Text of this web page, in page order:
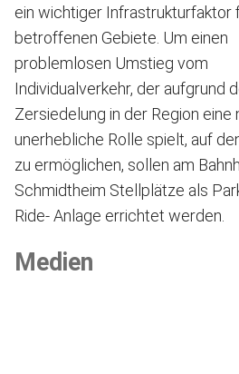
ein wichtiger Infrastrukturfaktor
betroffenen Gebiete. Um einen
problemlosen Umstieg vom
Individualverkehr, der aufgrund
Zersiedelung in der Region eine
unerhebliche Rolle spielt, auf
zu ermöglichen, sollen am
Schmidtheim Stellplätze als
Ride- Anlage errichtet werden.
Medien